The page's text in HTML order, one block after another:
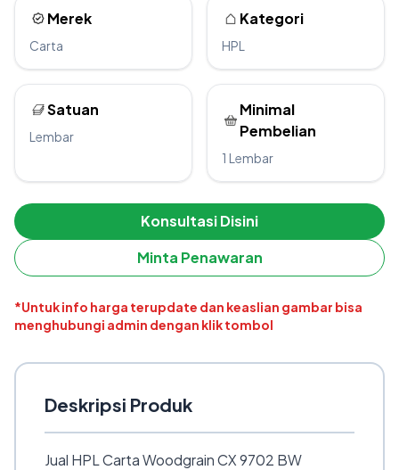
Merek
Carta
Kategori
HPL
Satuan
Lembar
Minimal
Pembelian
1 Lembar
Konsultasi Disini
Minta Penawaran
*Untuk info harga terupdate dan keaslian gambar bisa
menghubungi admin dengan klik tombol
Deskripsi Produk
Jual HPL Carta Woodgrain CX 9702 BW